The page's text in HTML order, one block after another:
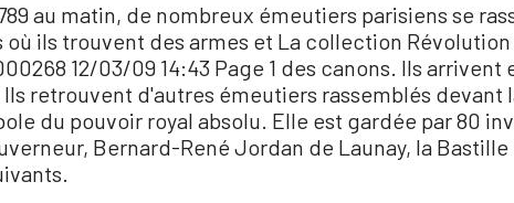
au matin, de nombreux émeutiers parisiens se
ils trouvent des armes et La collection
12/03/09 14:43 Page 1 des canons. Ils
retrouvent d'autres émeutiers rassemblés devant
du pouvoir royal absolu. Elle est gardée par 80
Bernard-René Jordan de Launay, la